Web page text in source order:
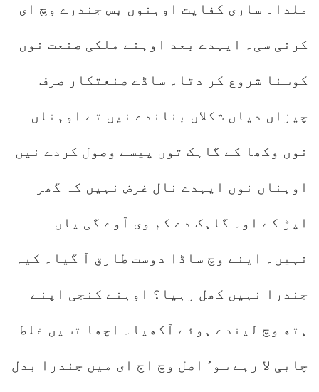
ملدا۔ ساری کفایت اوہنوں بس جندرے وچ ای
کرنی سی۔ ایہدے بعد اوہنے ملکی صنعت نوں
کوسنا شروع کر دتا۔ ساڈے صنعتکار صرف
چیزاں دیاں شکلاں بناندے نیں تے اوہناں
نوں وکھا کے گاہک توں پیسے وصول کردے نیں
اوہناں نوں ایہدے نال غرض نہیں کہ گھر
اپڑ کے اوہ گاہک دے کم وی آوے گی یاں
نہیں۔ اینے وچ ساڈا دوست طارق آ گیا۔ کیہ
جندرا نہیں کھل رہیا؟ اوہنے کنجی اپنے
ہتھ وچ لیندے ہوئے آکھیا۔ اچھا تسیں غلط
چابی لا رہے سو’ اصل وچ اج ای میں جندرا بدل